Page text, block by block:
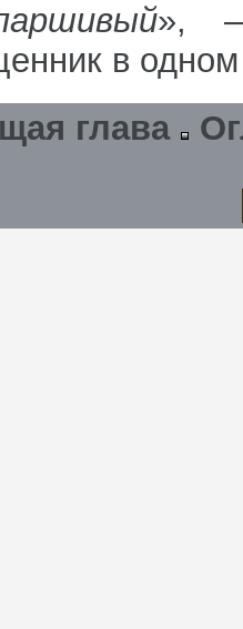
», –
в
глава